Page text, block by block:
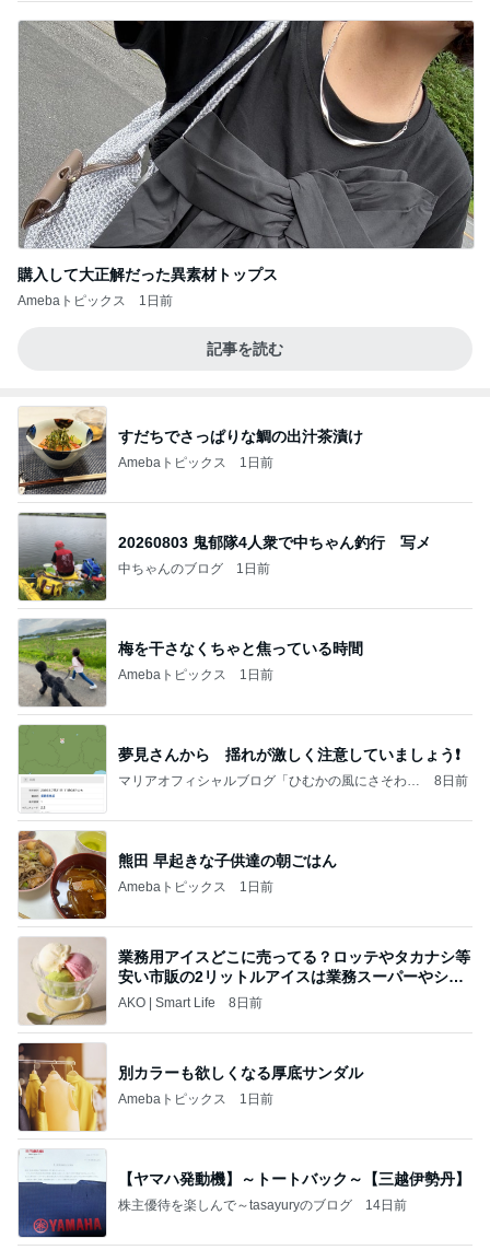
購入して大正解だった異素材トップス
Amebaトピックス 1日前
記事を読む
すだちでさっぱりな鯛の出汁茶漬け
Amebaトピックス 1日前
20260803 鬼郁隊4人衆で中ちゃん釣行 写メ
中ちゃんのブログ 1日前
梅を干さなくちゃと焦っている時間
Amebaトピックス 1日前
夢見さんから 揺れが激しく注意していましょう❗️
マリアオフィシャルブログ「ひむかの風にさそわれ
8日前
熊田 早起きな子供達の朝ごはん
Amebaトピックス 1日前
業務用アイスどこに売ってる？ロッテやタカナシ等
安い市販の2リットルアイスは業務スーパーやシャ
トレ
AKO | Smart Life 8日前
別カラーも欲しくなる厚底サンダル
Amebaトピックス 1日前
【ヤマハ発動機】～トートバック～【三越伊勢丹】
株主優待を楽しんで～tasayuryのブログ 14日前